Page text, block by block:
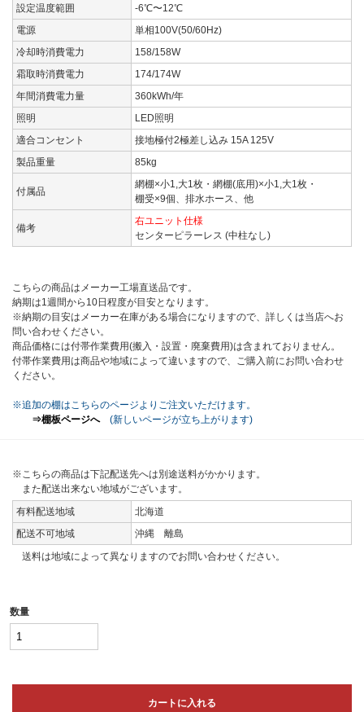
設定温度範囲
-6℃〜12℃
電源
単相100V(50/60Hz)
冷却時消費電力
158/158W
霜取時消費電力
174/174W
年間消費電力量
360kWh/年
照明
LED照明
適合コンセント
接地極付2極差し込み 15A 125V
製品重量
85kg
付属品
網棚×小1,大1枚・網棚(底用)×小1,大1枚・
棚受×9個、排水ホース、他
備考
右ユニット仕様
センターピラーレス (中柱なし)
こちらの商品はメーカー工場直送品です。
納期は1週間から10日程度が目安となります。
※納期の目安はメーカー在庫がある場合になりますので、詳しくは当店へお
問い合わせください。
商品価格には付帯作業費用(搬入・設置・廃棄費用)は含まれておりません。
付帯作業費用は商品や地域によって違いますので、ご購入前にお問い合わせ
ください。
※追加の棚はこちらのページよりご注文いただけます。
⇒棚板ページへ(新しいページが立ち上がります)
※こちらの商品は下記配送先へは別途送料がかかります。
また配送出来ない地域がございます。
有料配送地域
北海道
配送不可地域
沖縄 離島
送料は地域によって異なりますのでお問い合わせください。
数量
カートに入れる